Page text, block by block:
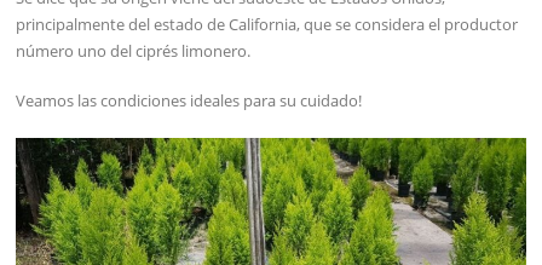
principalmente del estado de California, que se considera el productor
número uno del ciprés limonero.
Veamos las condiciones ideales para su cuidado!